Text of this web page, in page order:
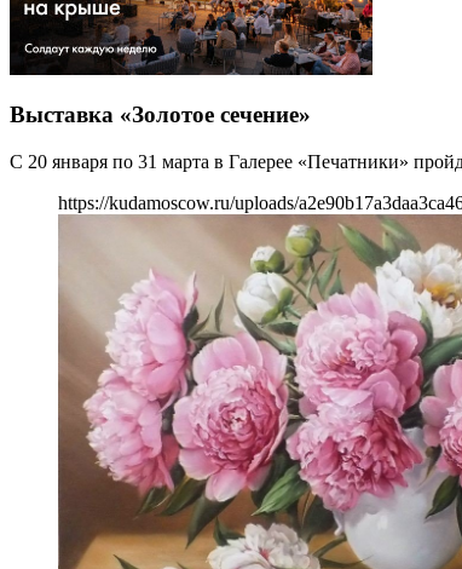
Выставка «Золотое сечение»
С 20 января по 31 марта в Галерее «Печатники»
https://kudamoscow.ru/uploads/